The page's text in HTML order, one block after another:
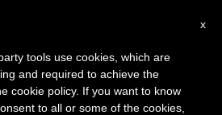
×
de agosto haremos la pausa
que en el periodo de verano
x
tools use cookies, which are
and required to achieve the
cookie policy. If you want to know
to all or some of the cookies,